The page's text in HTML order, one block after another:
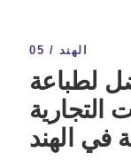
05 / الهند
لطباعة
التجارية
في الهند